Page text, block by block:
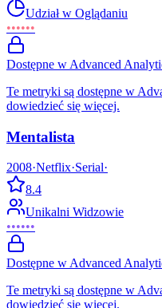
Udział w Oglądaniu
••••••
Dostępne w Advanced
Te metryki są dostępne w
dowiedzieć się więcej.
Mentalista
2008·Netflix·Serial·
8.4
Unikalni Widzowie
••••••
Dostępne w Advanced
Te metryki są dostępne w
dowiedzieć się więcej.